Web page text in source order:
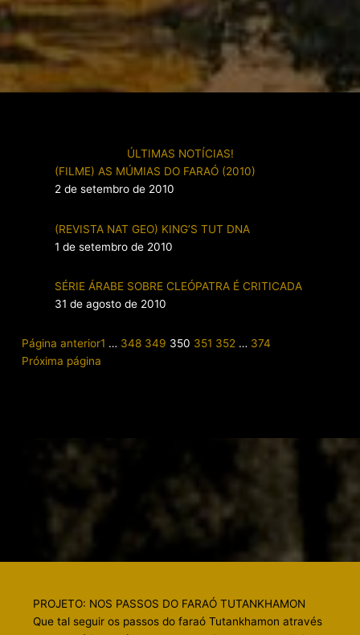
ÚLTIMAS NOTÍCIAS!
(FILME) AS MÚMIAS DO FARAÓ (2010)
2 de setembro de 2010
(REVISTA NAT GEO) KING’S TUT DNA
1 de setembro de 2010
SÉRIE ÁRABE SOBRE CLEÓPATRA É CRITICADA
31 de agosto de 2010
Página anterior1 … 348 349 350 351 352 … 374
Próxima página
PROJETO: NOS PASSOS DO FARAÓ TUTANKHAMON
Que tal seguir os passos do faraó Tutankhamon através